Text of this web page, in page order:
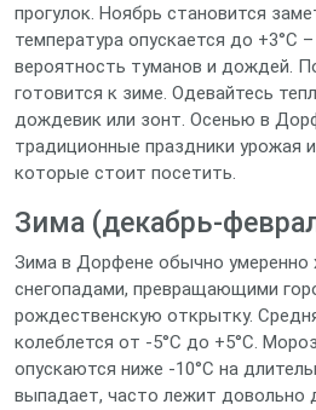
прогулок. Ноябрь становится
температура опускается до +3°C
вероятность туманов и дождей.
готовится к зиме. Одевайтесь
дождевик или зонт. Осенью в
традиционные праздники урожая
которые стоит посетить.
Зима (декабрь-
Зима в Дорфене обычно умеренно
снегопадами, превращающими
рождественскую открытку.
колеблется от -5°C до +5°C.
опускаются ниже -10°C на
выпадает, часто лежит довольно